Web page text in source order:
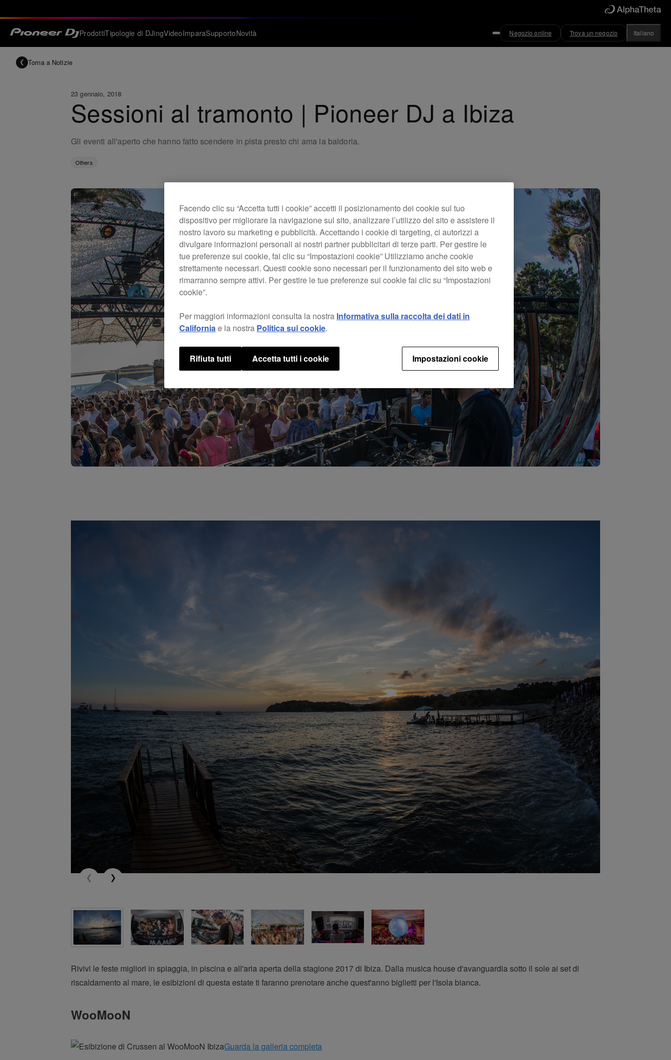
ProdottiTipologie di DJingVideoImparaSupportoNovità Negozio online Trova un negozio Italiano
Torna a Notizie
23 gennaio, 2018
Sessioni al tramonto | Pioneer DJ a Ibiza
Gli eventi all'aperto che hanno fatto scendere in pista presto chi ama la baldoria.
Others
Rivivi le feste migliori in spiaggia, in piscina e all'aria aperta della stagione 2017 di Ibiza. Dalla musica house d'avanguardia sotto il sole ai set di
riscaldamento al mare, le esibizioni di questa estate ti faranno prenotare anche quest'anno biglietti per l'Isola bianca.
WooMooN
Guarda la galleria completa
Facendo clic su “Accetta tutti i cookie” accetti il posizionamento dei cookie sul tuo
dispositivo per migliorare la navigazione sul sito, analizzare l’utilizzo del sito e assistere il
nostro lavoro su marketing e pubblicità. Accettando i cookie di targeting, ci autorizzi a
divulgare informazioni personali ai nostri partner pubblicitari di terze parti. Per gestire le
tue preferenze sui cookie, fai clic su “Impostazioni cookie” Utilizziamo anche cookie
strettamente necessari. Questi cookie sono necessari per il funzionamento del sito web e
rimarranno sempre attivi. Per gestire le tue preferenze sui cookie fai clic su “Impostazioni
cookie”.
Per maggiori informazioni consulta la nostra Informativa sulla raccolta dei dati in
Californiae la nostra Politica sui cookie.
Impostazioni cookie
Rifiuta tutti Accetta tutti i cookie